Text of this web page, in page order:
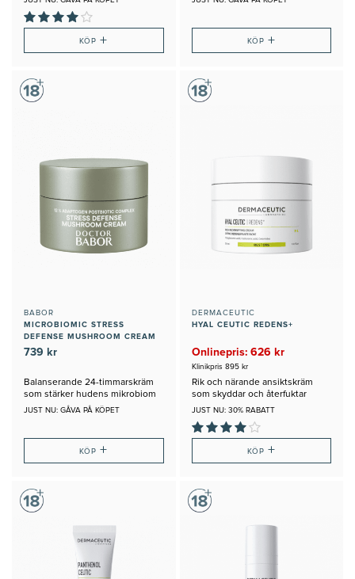
KÖP+ KÖP +
BABOR
MICROBIOMIC STRESS
DEFENSE MUSHROOM CREAM
739 kr
Balanserande 24-timmarskräm
som stärker hudens mikrobiom
JUST NU: GÅVA PÅ KÖPET
KÖP+
DERMACEUTIC
HYAL CEUTIC REDENS+
Onlinepris: 626 kr
Klinikpris 895 kr
Rik och närande ansiktskräm
som skyddar och återfuktar
JUST NU: 30% RABATT
KÖP +